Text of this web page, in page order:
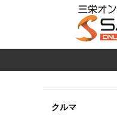
クルマ